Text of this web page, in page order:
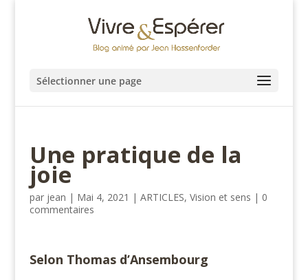
Sélectionner une page
Une pratique de la
joie
par jean | Mai 4, 2021 | ARTICLES, Vision et sens | 0
commentaires
Selon Thomas d’Ansembourg